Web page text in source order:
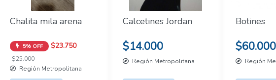
Chalita mila arena
5% OFF $23.750
$25.000
Región Metropolitana
Calcetines Jordan
$14.000
Región Metropolitana
Botines
$60.000
Región